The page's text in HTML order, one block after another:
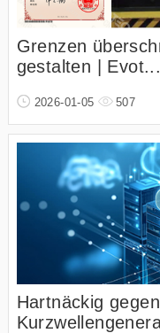
Grenzen
gestalten | Evot...
2026-01-05 507
Hartnäckig